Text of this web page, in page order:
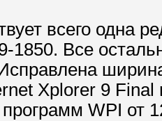
всего одна
1850. Все
Xplorer 9
WPI от